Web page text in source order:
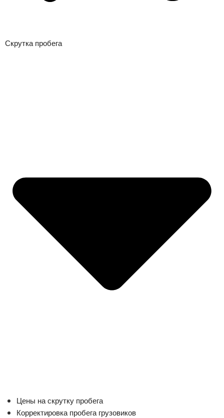
Скрутка пробега
Цены на скрутку пробега
Корректировка пробега грузовиков